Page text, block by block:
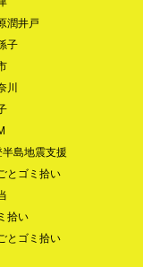
潤井戸
子
川
島地震支援
とゴミ拾い
拾い
とゴミ拾い